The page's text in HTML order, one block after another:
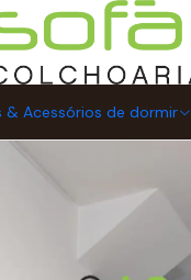
& Acessórios de dormir
CINZA